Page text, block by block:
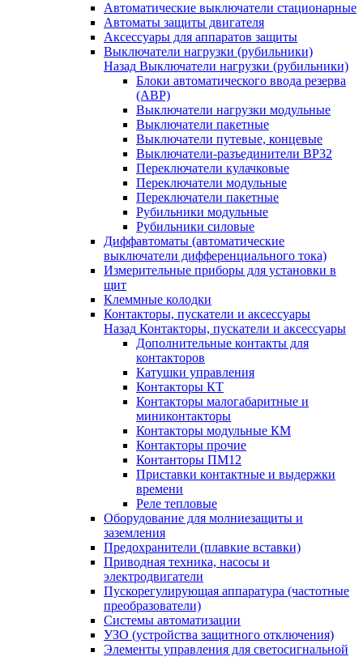
Автоматические выключатели стационарные
Автоматы защиты двигателя
Аксессуары для аппаратов защиты
Выключатели нагрузки (рубильники)
Назад Выключатели нагрузки (рубильники)
Блоки автоматического ввода резерва
(АВР)
Выключатели нагрузки модульные
Выключатели пакетные
Выключатели путевые, концевые
Выключатели-разъединители ВР32
Переключатели кулачковые
Переключатели модульные
Переключатели пакетные
Рубильники модульные
Рубильники силовые
Диффавтоматы (автоматические
выключатели дифференциального тока)
Измерительные приборы для установки в
щит
Клеммные колодки
Контакторы, пускатели и аксессуары
Назад Контакторы, пускатели и аксессуары
Дополнительные контакты для
контакторов
Катушки управления
Контакторы КТ
Контакторы малогабаритные и
миниконтакторы
Контакторы модульные КМ
Контакторы прочие
Контанторы ПМ12
Приставки контактные и выдержки
времени
Реле тепловые
Оборудование для молниезащиты и
заземления
Предохранители (плавкие вставки)
Приводная техника, насосы и
электродвигатели
Пускорегулирующая аппаратура (частотные
преобразователи)
Системы автоматизации
УЗО (устройства защитного отключения)
Элементы управления для светосигнальной